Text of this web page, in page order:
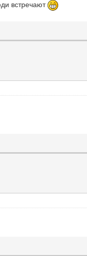
встречают